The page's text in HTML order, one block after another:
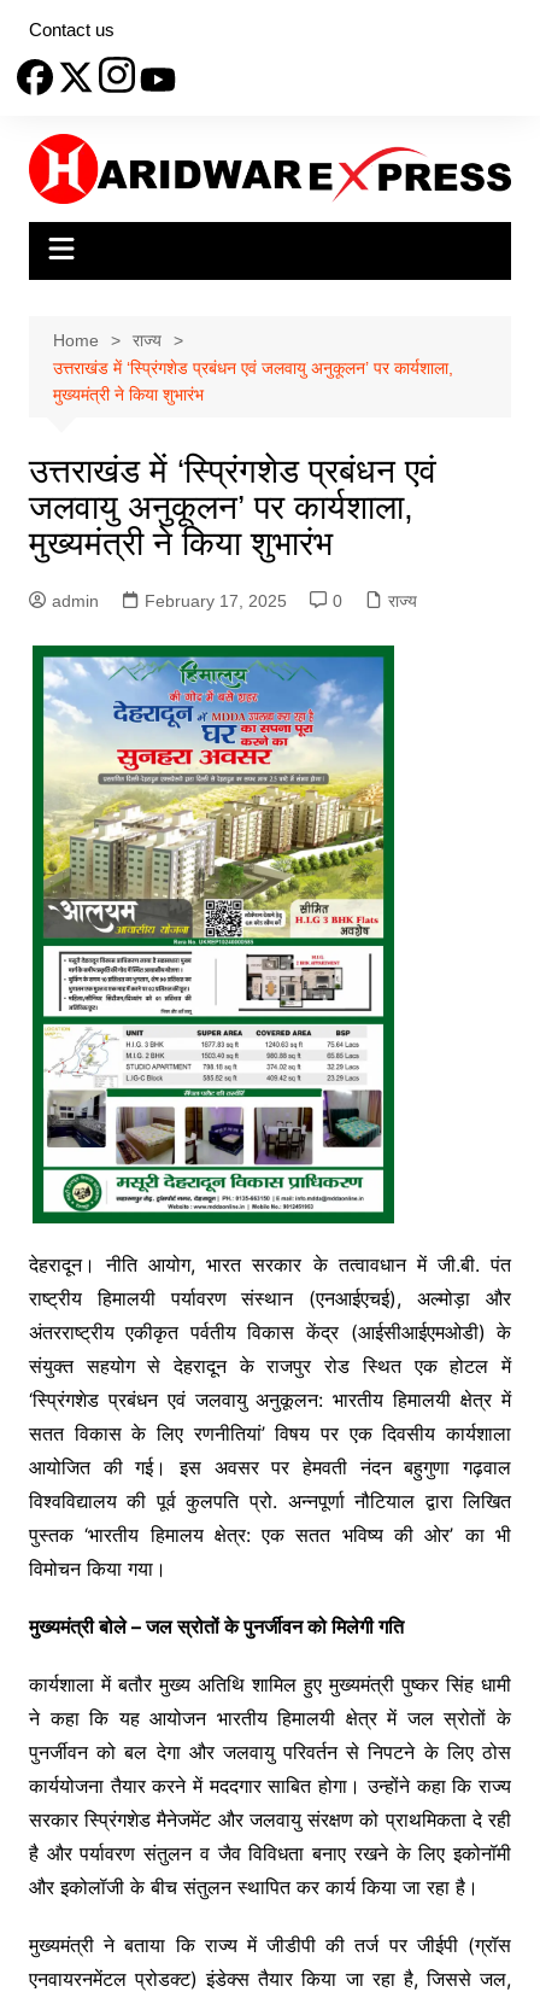
content
Contact us
Home
राज्य
उत्तराखंड में ‘स्प्रिंगशेड प्रबंधन एवं जलवायु अनुकूलन’ पर कार्यशाला,
मुख्यमंत्री ने किया शुभारंभ
उत्तराखंड में ‘स्प्रिंगशेड प्रबंधन एवं
जलवायु अनुकूलन’ पर कार्यशाला,
मुख्यमंत्री ने किया शुभारंभ
admin February 17, 2025 0 राज्य
देहरादून। नीति आयोग, भारत सरकार के तत्वावधान में जी.बी. पंत
राष्ट्रीय हिमालयी पर्यावरण संस्थान (एनआईएचई), अल्मोड़ा और
अंतरराष्ट्रीय एकीकृत पर्वतीय विकास केंद्र (आईसीआईएमओडी) के
संयुक्त सहयोग से देहरादून के राजपुर रोड स्थित एक होटल में
‘स्प्रिंगशेड प्रबंधन एवं जलवायु अनुकूलन: भारतीय हिमालयी क्षेत्र में
सतत विकास के लिए रणनीतियां’ विषय पर एक दिवसीय कार्यशाला
आयोजित की गई। इस अवसर पर हेमवती नंदन बहुगुणा गढ़वाल
विश्वविद्यालय की पूर्व कुलपति प्रो. अन्नपूर्णा नौटियाल द्वारा लिखित
पुस्तक ‘भारतीय हिमालय क्षेत्र: एक सतत भविष्य की ओर’ का भी
विमोचन किया गया।
मुख्यमंत्री बोले – जल स्रोतों के पुनर्जीवन को मिलेगी गति
कार्यशाला में बतौर मुख्य अतिथि शामिल हुए मुख्यमंत्री पुष्कर सिंह धामी
ने कहा कि यह आयोजन भारतीय हिमालयी क्षेत्र में जल स्रोतों के
पुनर्जीवन को बल देगा और जलवायु परिवर्तन से निपटने के लिए ठोस
कार्ययोजना तैयार करने में मददगार साबित होगा। उन्होंने कहा कि राज्य
सरकार स्प्रिंगशेड मैनेजमेंट और जलवायु संरक्षण को प्राथमिकता दे रही
है और पर्यावरण संतुलन व जैव विविधता बनाए रखने के लिए इकोनॉमी
और इकोलॉजी के बीच संतुलन स्थापित कर कार्य किया जा रहा है।
मुख्यमंत्री ने बताया कि राज्य में जीडीपी की तर्ज पर जीईपी (ग्रॉस
एनवायरनमेंटल प्रोडक्ट) इंडेक्स तैयार किया जा रहा है, जिससे जल,